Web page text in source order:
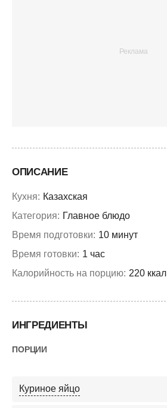
ОПИСАНИЕ
Кухня: Казахская
Категория: Главное блюдо
Время подготовки: 10 минут
Время готовки: 1 час
Калорийность на порцию: 220 ккал
ИНГРЕДИЕНТЫ
ПОРЦИИ
Куриное яйцо